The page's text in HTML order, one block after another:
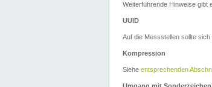
Weiterführende Hinweise gibt
UUID
Auf die Messstellen sollte
Kompression
Siehe entsprechenden